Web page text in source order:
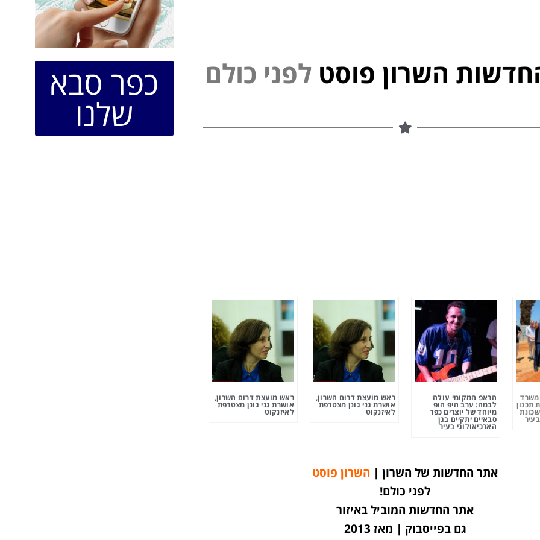
השרון פוסט לפני כולם
תכנון
הראפ המקומי עולה
לבמה: ערב היפ הופ
מיוחד של יוצרים כפר
סבאיים יתקיים בגן
הארכיאולוגי בעיר
ראש מועצת דרום השרון,
אושרת גני גונן מצטרפת
לאיזנקוט
ראש מועצת דרום השרון,
אושרת גני גונן מצטרפת
לאיזנקוט
כפר סבא
שלנו
אתר החדשות של השרון | השרון פוסט
לפני כולם!
אתר החדשות המוביל באיזור
גם בפייסבוק | מאז 2013